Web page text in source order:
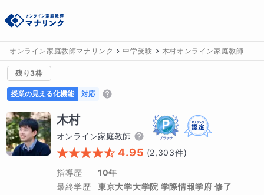
オンライン家庭教師マナリンク 中学受験 木村オンライン家庭教師
残り3枠
授業の見える化機能 対応
木村
オンライン家庭教師
4.95 (2,303件)
指導歴
10年
最終学歴
東京大学大学院 学際情報学府 修了